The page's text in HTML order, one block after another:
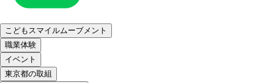
こどもスマイルムーブメント
職業体験
イベント
東京都の取組